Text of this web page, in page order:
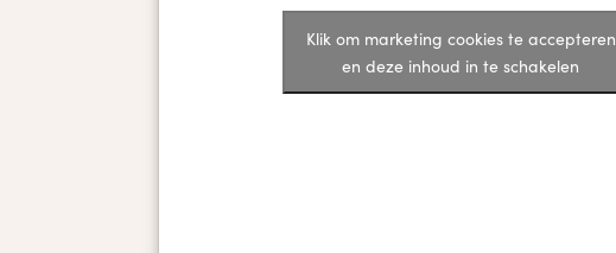
Klik om marketing cookies te accepteren
en deze inhoud in te schakelen